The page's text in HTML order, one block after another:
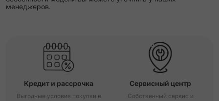
менеджеров.
Кредит и рассрочка
Выгодные условия покупки в
Сервисный центр
Собственный сервис и